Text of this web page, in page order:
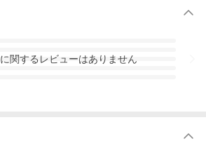
に関するレビューはありません